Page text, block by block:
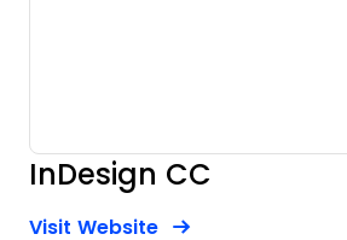
InDesign CC
Visit WebsiteOpens New Window